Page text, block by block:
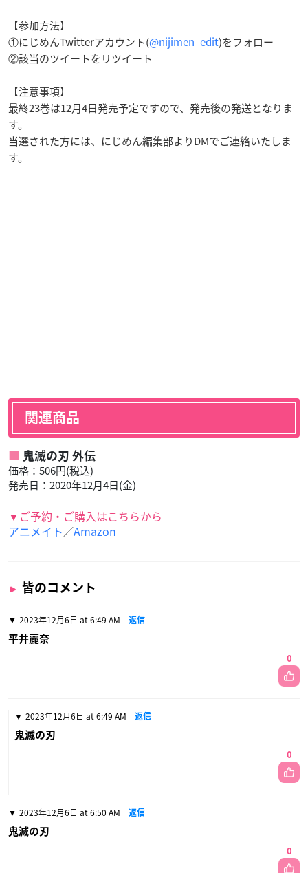
【参加方法】
①にじめんTwitterアカウント(@nijimen_edit)をフォロー
②該当のツイートをリツイート
【注意事項】
最終23巻は12月4日発売予定ですので、発売後の発送となりま
す。
当選された方には、にじめん編集部よりDMでご連絡いたしま
す。
関連商品
鬼滅の刃 外伝
価格：506円(税込)
発売日：2020年12月4日(金)
▼ご予約・ご購入はこちらから
アニメイト／Amazon
皆のコメント
2023年12月6日 at 6:49 AM 返信
平井麗奈
0
2023年12月6日 at 6:49 AM 返信
鬼滅の刃
0
2023年12月6日 at 6:50 AM 返信
鬼滅の刃
0